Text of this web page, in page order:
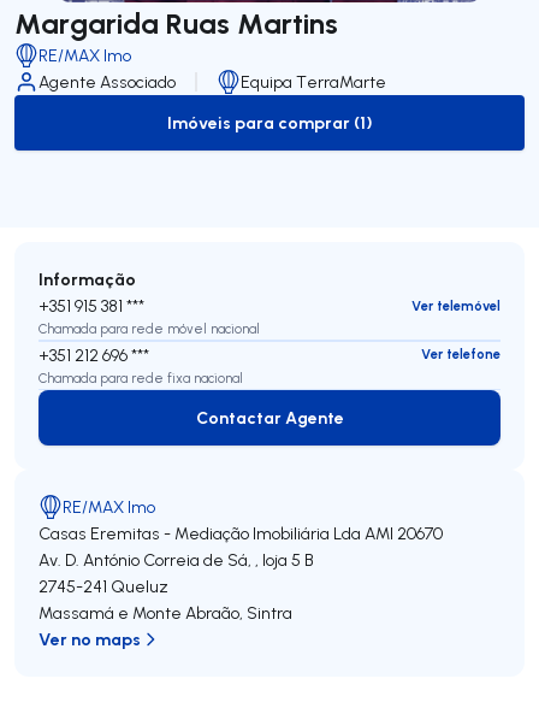
Margarida Ruas Martins
RE/MAX Imo
Agente Associado
Equipa TerraMarte
to-buy-listing
Imóveis para comprar (1)
Informação
+351 915 381 ***
Ver telemóvel
Chamada para rede móvel nacional
+351 212 696 ***
Ver telefone
Chamada para rede fixa nacional
Contactar Agente
Contactar Agente
RE/MAX Imo
Casas Eremitas - Mediação Imobiliária Lda AMI 20670
Av. D. António Correia de Sá, , loja 5 B
2745-241 Queluz
Massamá e Monte Abraão, Sintra
Ver no maps